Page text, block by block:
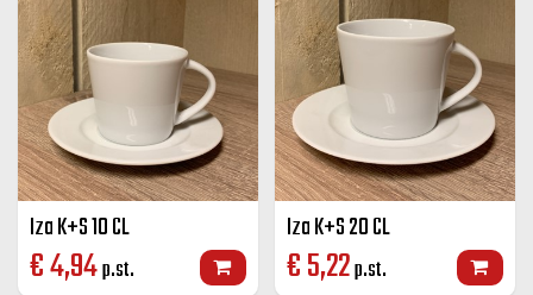
Iza K+S 10 CL
€4,94p.st.
Iza K+S 20 CL
€5,22p.st.